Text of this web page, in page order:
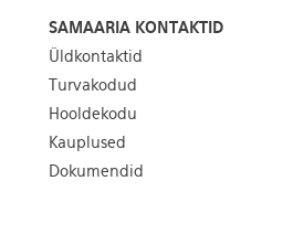
SAMAARIA KONTAKTID
Üldkontaktid
Turvakodud
Hooldekodu
Kauplused
Dokumendid